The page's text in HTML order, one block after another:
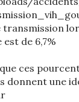
transmission
de 6,7%
ces
donnent une